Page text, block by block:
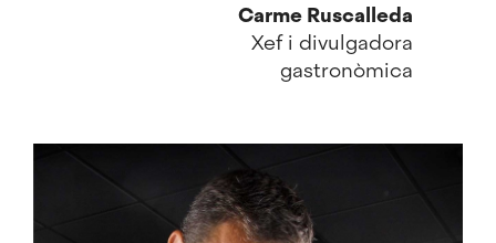
Carme Ruscalleda
Xef i divulgadora
gastronòmica